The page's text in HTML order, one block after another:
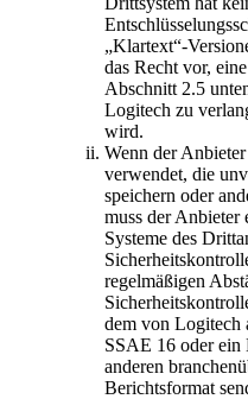
„Klartext“-
das Recht vor,
Abschnitt 2.5
Logitech zu
wird.
Wenn der
verwendet, die
speichern oder
muss der Anbieter
Systeme des
regelmäßigen
dem von Logitech
SSAE 16 oder ein
anderen
Berichtsformat